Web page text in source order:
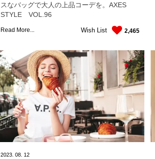
スなバッグで大人の上品コーデを。AXES
STYLE VOL.96
Read More... 2,465
Wish List
2023. 08. 12